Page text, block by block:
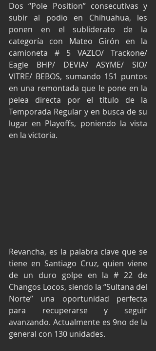
Dos “Pole Position” consecutivas y
subir al podio en Chihuahua, les
ponen en el subliderato de la
categoría con Mateo Girón en la
camioneta # 5 VAZLO/ Trackone/
Eagle BHP/ DEVIA/ ASYME/ SIO/
VITRE/ BEBOS, sumando 151 puntos
en una remontada que le pone en la
pelea directa por el título de la
Temporada Regular y en busca de su
lugar en Playoffs, poniendo la vista
en la victoria.
Revancha, es la palabra clave que se
tiene en Santiago Cruz, quien viene
de un duro golpe en la # 22 de
Changos Locos, siendo la “Sultana del
Norte” una oportunidad perfecta
para recuperarse y seguir
avanzando. Actualmente es 9no de la
general con 130 unidades.